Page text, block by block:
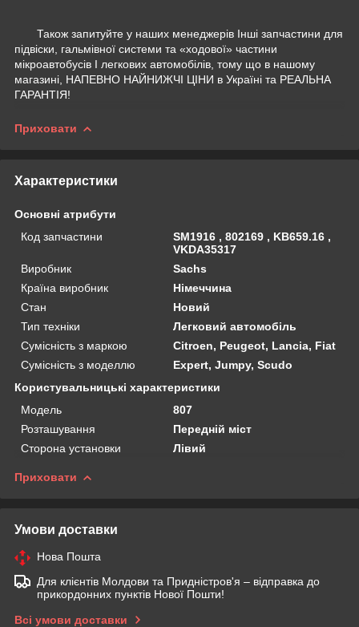
Також запитуйте у наших менеджерів Інші запчастини для
підвіски, гальмівної системи та «ходової» частини
мікроавтобусів І легкових автомобілів, тому що в нашому
магазині, НАПЕВНО НАЙНИЖЧІ ЦІНИ в Україні та РЕАЛЬНА
ГАРАНТІЯ!
Приховати
Характеристики
Основні атрибути
Код запчастини
SM1916 , 802169 , KB659.16 ,
VKDA35317
Виробник
Sachs
Країна виробник
Німеччина
Стан
Новий
Тип техніки
Легковий автомобіль
Сумісність з маркою
Citroen, Peugeot, Lancia, Fiat
Сумісність з моделлю
Expert, Jumpy, Scudo
Користувальницькі характеристики
Мoдель
807
Розташування
Передній міст
Сторона установки
Лівий
Приховати
Умови доставки
Нова Пошта
Для клієнтів Молдови та Придністров'я – відправка до
прикордонних пунктів Нової Пошти!
Всі умови доставки